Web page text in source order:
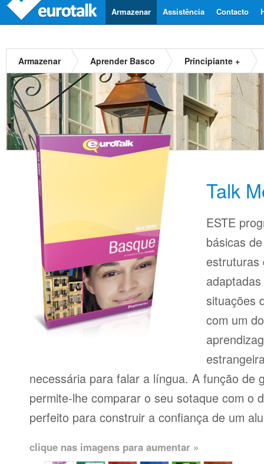
Contacto
Assistência
Armazenar
Armazenar Aprender Basco Principiante +
Talk
ESTE
básicas
estruturas
situações
com um
necessária para falar a língua. A função de
permite-lhe comparar o seu sotaque com o
perfeito para construir a confiança de um
clique nas imagens para aumentar »